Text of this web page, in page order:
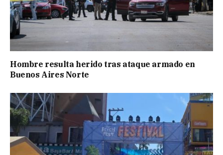
Hombre resulta herido tras ataque armado en
Buenos Aires Norte